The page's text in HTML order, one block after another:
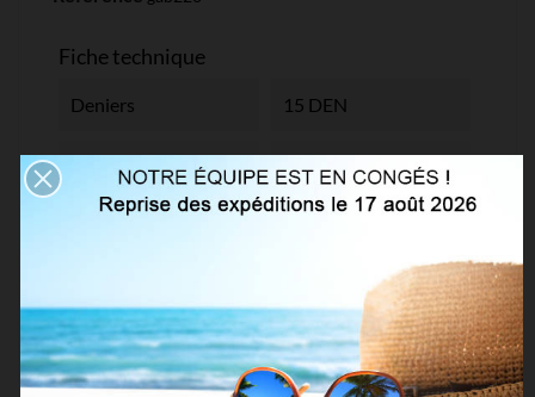
Fiche technique
Deniers 15 DEN
Matière Lycra®
Références spécifiques